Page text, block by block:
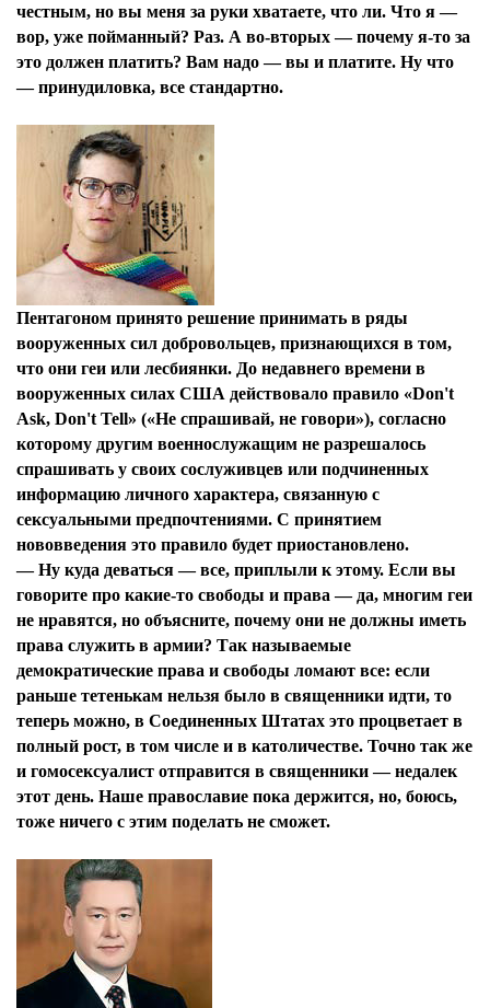
честным, но вы меня за руки хватаете, что ли. Что я —
вор, уже пойманный? Раз. А во-вторых — почему я-то за
это должен платить? Вам надо — вы и платите. Ну что
— принудиловка, все стандартно.
Пентагоном принято решение принимать в ряды
вооруженных сил добровольцев, признающихся в том,
что они геи или лесбиянки. До недавнего времени в
вооруженных силах США действовало правило «Don't
Ask, Don't Tell» («Не спрашивай, не говори»), согласно
которому другим военнослужащим не разрешалось
спрашивать у своих сослуживцев или подчиненных
информацию личного характера, связанную с
сексуальными предпочтениями. С принятием
нововведения это правило будет приостановлено.
—Ну куда деваться — все, приплыли к этому. Если вы
говорите про какие-то свободы и права — да, многим геи
не нравятся, но объясните, почему они не должны иметь
права служить в армии? Так называемые
демократические права и свободы ломают все: если
раньше тетенькам нельзя было в священники идти, то
теперь можно, в Соединенных Штатах это процветает в
полный рост, в том числе и в католичестве. Точно так же
и гомосексуалист отправится в священники — недалек
этот день. Наше православие пока держится, но, боюсь,
тоже ничего с этим поделать не сможет.